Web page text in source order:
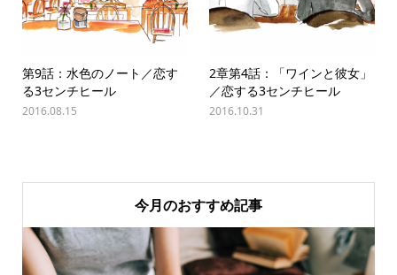
第9話：水色のノート／恋す
る3センチヒール
2016.08.15
2章第4話：「ワインと彼女」
／恋する3センチヒール
2016.10.31
今月のおすすめ記事